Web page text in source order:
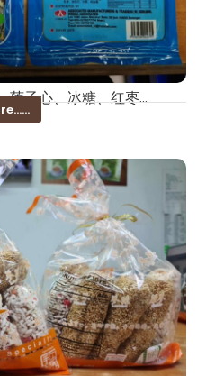
莲子心、冰糖、红枣...